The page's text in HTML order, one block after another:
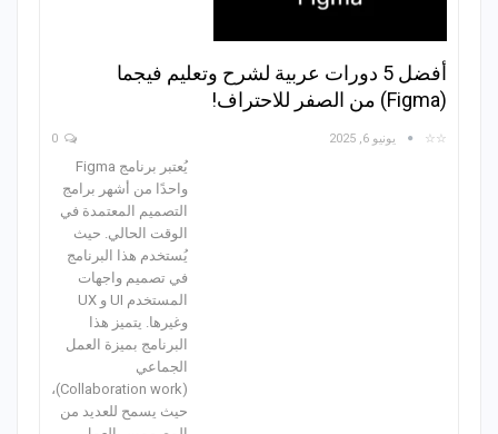
أفضل 5 دورات عربية لشرح وتعليم فيجما
(Figma) من الصفر للاحتراف!
☆☆ يونيو 6, 2025
يُعتبر برنامج Figma
واحدًا من أشهر برامج
التصميم المعتمدة في
الوقت الحالي. حيث
يُستخدم هذا البرنامج
في تصميم واجهات
المستخدم UI و UX
وغيرها. يتميز هذا
البرنامج بميزة العمل
الجماعي
(Collaboration work)،
حيث يسمح للعديد من